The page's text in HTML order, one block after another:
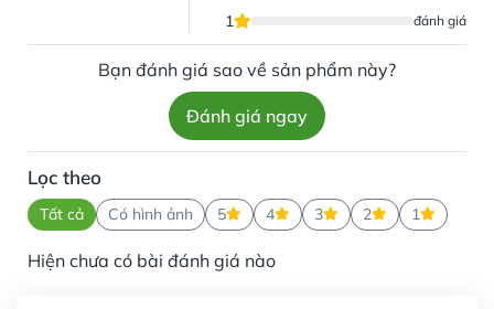
1 đánh giá
Bạn đánh giá sao về sản phẩm này?
Đánh giá ngay
Lọc theo
Tất cả Có hình ảnh 5 4 3 2 1
Hiện chưa có bài đánh giá nào